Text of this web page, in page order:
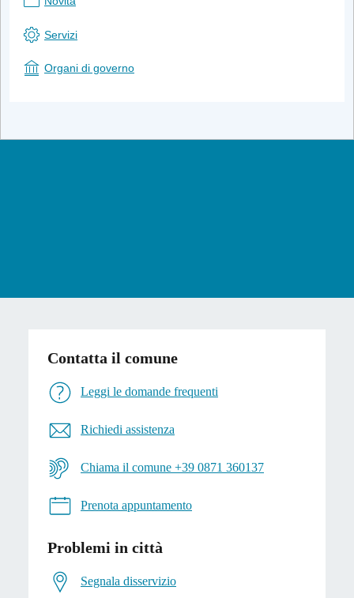
Servizi
Organi di governo
Contatta il comune
Leggi le domande frequenti
Richiedi assistenza
Chiama il comune +39 0871 360137
Prenota appuntamento
Problemi in città
Segnala disservizio